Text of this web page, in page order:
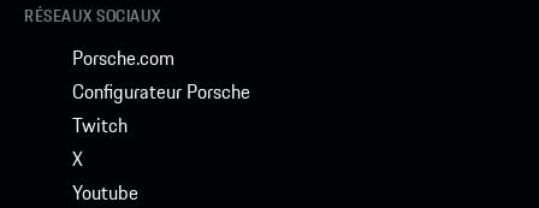
RÉSEAUX SOCIAUX
Porsche.com
Configurateur Porsche
Twitch
X
Youtube